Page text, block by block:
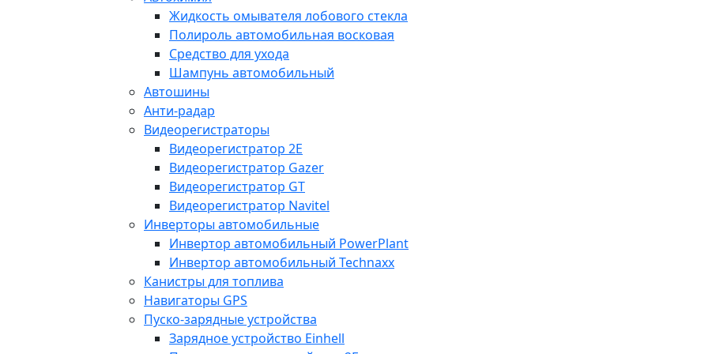
Жидкость омывателя лобового стекла
Полироль автомобильная восковая
Средство для ухода
Шампунь автомобильный
Автошины
Анти-радар
Видеорегистраторы
Видеорегистратор 2E
Видеорегистратор Gazer
Видеорегистратор GT
Видеорегистратор Navitel
Инверторы автомобильные
Инвертор автомобильный PowerPlant
Инвертор автомобильный Technaxx
Канистры для топлива
Навигаторы GPS
Пуско-зарядные устройства
Зарядное устройство Einhell